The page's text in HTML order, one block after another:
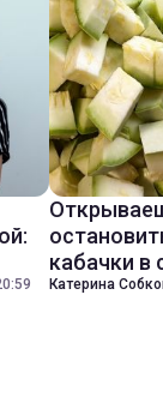
кабачки в
Катерина